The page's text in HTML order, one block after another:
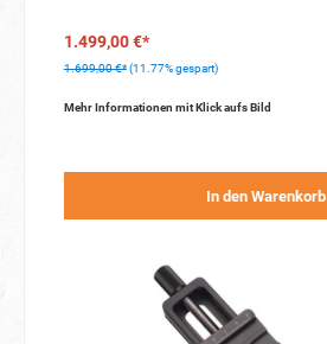
1.499,00 €*
1.699,00 €* (11.77% gespart)
Mehr Informationen mit Klick aufs Bild
In den Warenkorb